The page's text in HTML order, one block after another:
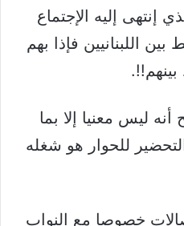
إنتهى إليه الإجتماع
اللبنانيين فإذا بهم
ليس معنيا إلا بما
للحوار هو شغله
خصوصا مع النواب